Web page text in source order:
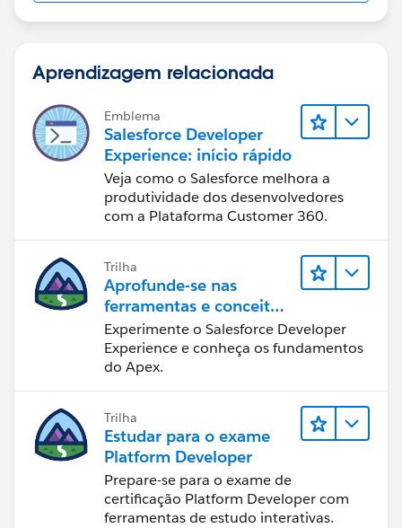
Aprendizagem relacionada
Emblema
Salesforce Developer
Experience: início rápido
Veja como o Salesforce melhora a
produtividade dos desenvolvedores
com a Plataforma Customer 360.
Trilha
Aprofunde-se nas
ferramentas e conceitos
de desenvolvimento do
Salesforce
Experimente o Salesforce Developer
Experience e conheça os fundamentos
do Apex.
Trilha
Estudar para o exame
Platform Developer
Prepare-se para o exame de
certificação Platform Developer com
ferramentas de estudo interativas.